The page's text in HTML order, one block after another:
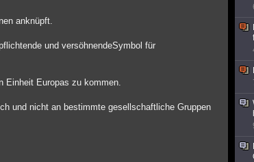
anknüpft.
und versöhnendeSymbol für
Einheit Europas zu kommen.
und nicht an bestimmte gesellschaftliche Gruppen